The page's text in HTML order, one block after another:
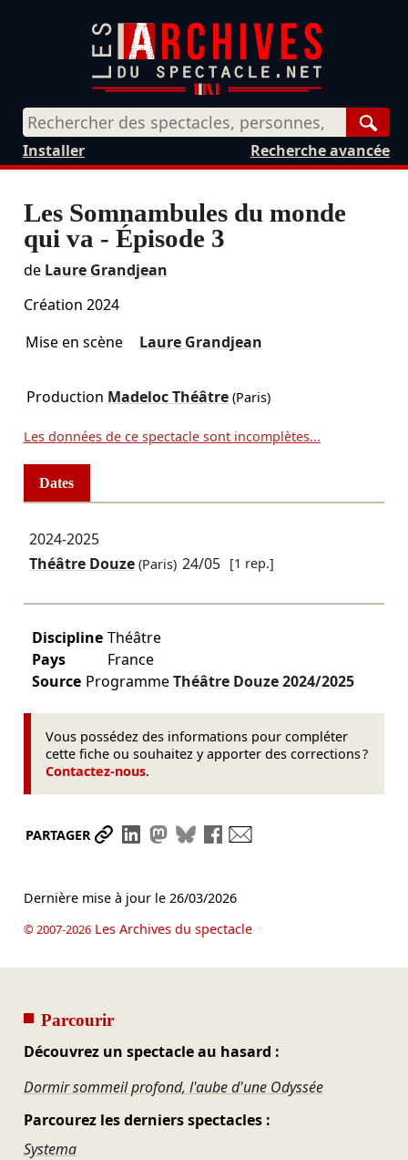
Recherche avancée
Installer
Les Somnambules du monde
qui va - Épisode 3
de Laure Grandjean
Création 2024
Mise en scène
Laure Grandjean
Production Madeloc Théâtre(Paris)
Les données de ce spectacle sont incomplètes...
Dates
2024-2025
Théâtre Douze(Paris) 24/05 [1 rep.]
Discipline Théâtre
Pays
France
Source ProgrammeThéâtre Douze2024/2025
Vous possédez des informations pour compléter
cette fiche ou souhaitez y apporter des corrections ?
Contactez-nous.
PARTAGER Partager le lien
Partager sur LinkedIn
Partager sur Mastodon
Partager sur Bluesky
Partager sur Facebook
Dernière mise à jour le 26/03/2026
© 2007-2026Les Archives du spectacle
Parcourir
Découvrez un spectacle au hasard :
Dormir sommeil profond, l'aube d'une Odyssée
Parcourez les derniers spectacles :
Systema